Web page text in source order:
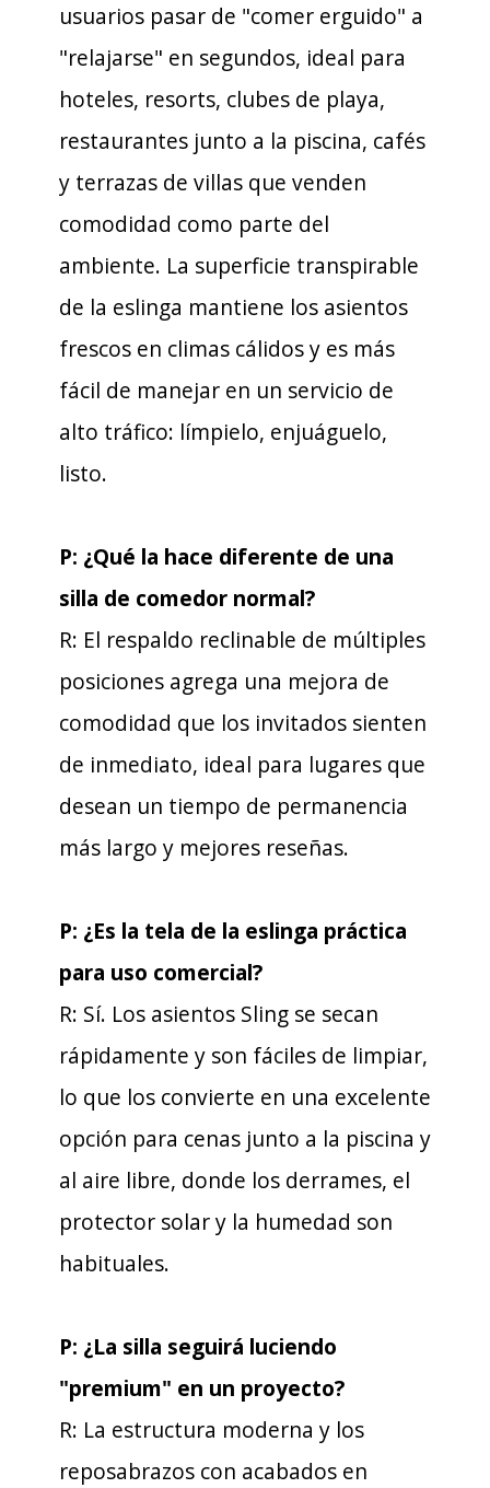
usuarios pasar de "comer erguido" a
"relajarse" en segundos, ideal para
hoteles, resorts, clubes de playa,
restaurantes junto a la piscina, cafés
y terrazas de villas que venden
comodidad como parte del
ambiente. La superficie transpirable
de la eslinga mantiene los asientos
frescos en climas cálidos y es más
fácil de manejar en un servicio de
alto tráfico: límpielo, enjuáguelo,
listo.
P: ¿Qué la hace diferente de una
silla de comedor normal?
R: El respaldo reclinable de múltiples
posiciones agrega una mejora de
comodidad que los invitados sienten
de inmediato, ideal para lugares que
desean un tiempo de permanencia
más largo y mejores reseñas.
P: ¿Es la tela de la eslinga práctica
para uso comercial?
R: Sí. Los asientos Sling se secan
rápidamente y son fáciles de limpiar,
lo que los convierte en una excelente
opción para cenas junto a la piscina y
al aire libre, donde los derrames, el
protector solar y la humedad son
habituales.
P: ¿La silla seguirá luciendo
"premium" en un proyecto?
R: La estructura moderna y los
reposabrazos con acabados en